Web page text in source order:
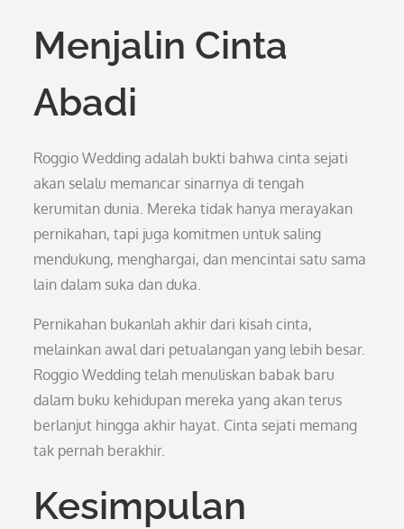
Menjalin Cinta
Abadi
Roggio Wedding adalah bukti bahwa cinta sejati
akan selalu memancar sinarnya di tengah
kerumitan dunia. Mereka tidak hanya merayakan
pernikahan, tapi juga komitmen untuk saling
mendukung, menghargai, dan mencintai satu sama
lain dalam suka dan duka.
Pernikahan bukanlah akhir dari kisah cinta,
melainkan awal dari petualangan yang lebih besar.
Roggio Wedding telah menuliskan babak baru
dalam buku kehidupan mereka yang akan terus
berlanjut hingga akhir hayat. Cinta sejati memang
tak pernah berakhir.
Kesimpulan